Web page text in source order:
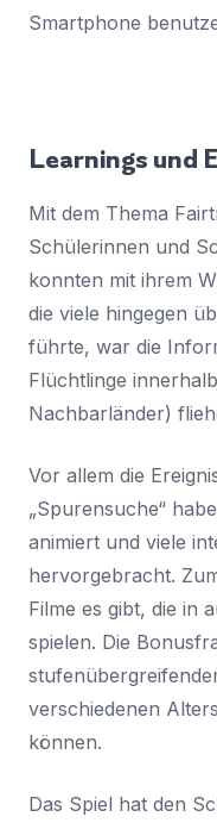
Smartphone
Learnings und
Mit dem Thema
Schülerinnen und
konnten mit ihrem
die viele hingegen
führte, war die
Flüchtlinge
Nachbarländer)
Vor allem die
„Spurensuche“
animiert und viele
hervorgebracht.
Filme es gibt, die in
spielen. Die
verschiedenen
können.
Das Spiel hat den